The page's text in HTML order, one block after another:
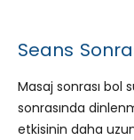
Seans
Masaj sonrası bol
sonrasında
etkisinin daha